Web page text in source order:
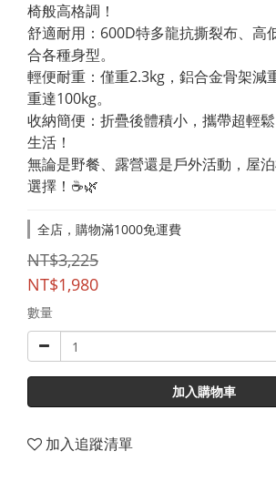
椅般高格調！
舒適耐用：600D特多龍抗撕裂布、高
合各種身型。
輕便耐重：僅重2.3kg，鋁合金骨架減
重達100kg。
收納簡便：折疊後體積小，攜帶超輕
生活！
無論是野餐、露營還是戶外活動，屋
選擇！☕🌿
全店，購物滿1000免運費
NT$3,225
NT$1,980
數量
加入購物車
加入追蹤清單